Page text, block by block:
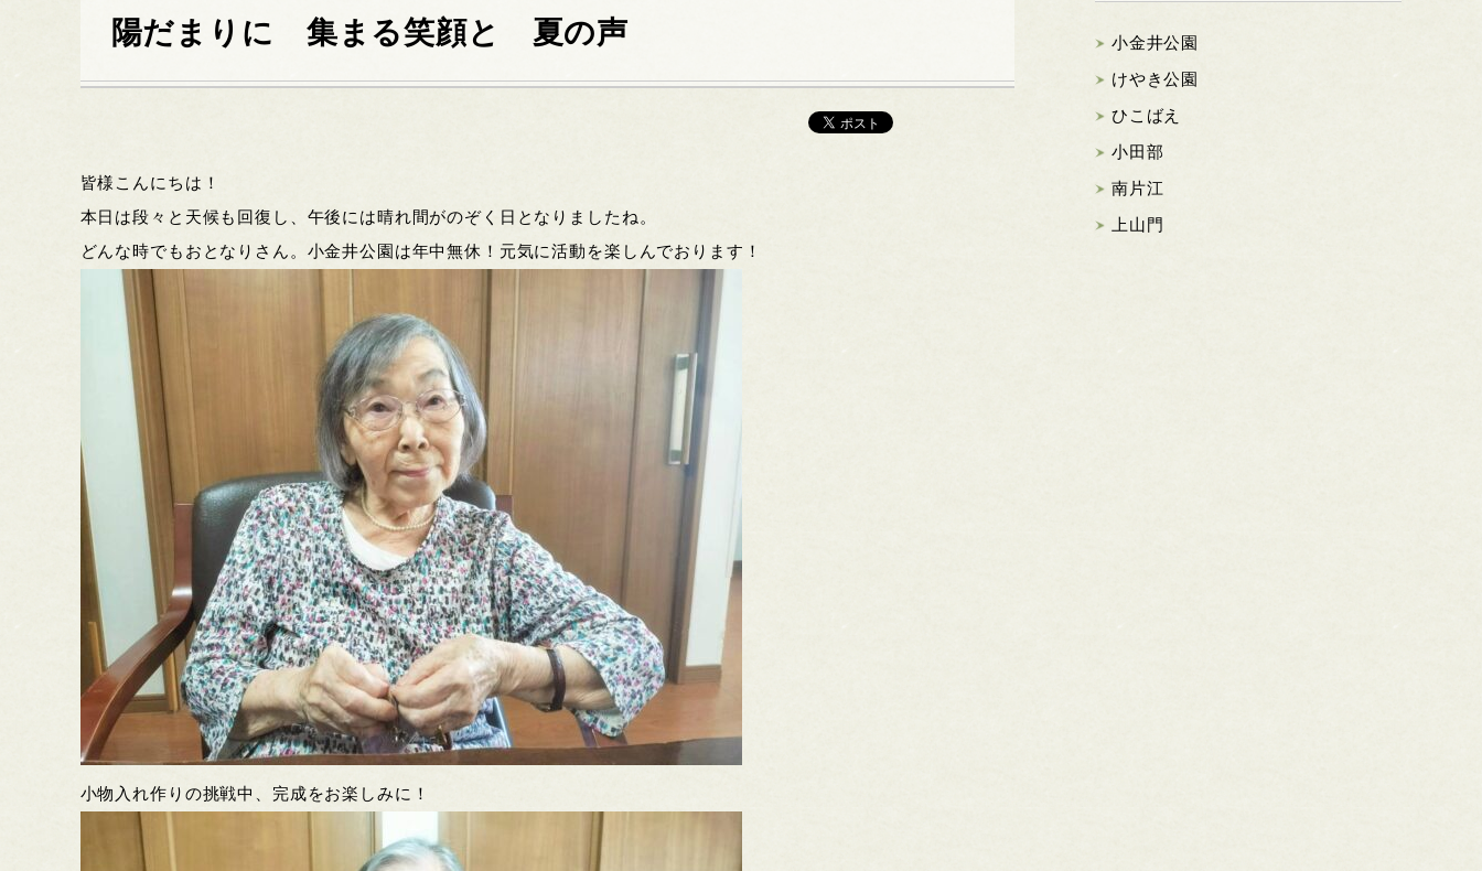
陽だまりに 集まる笑顔と 夏の声
皆様こんにちは！
本日は段々と天候も回復し、午後には晴れ間がのぞく日となりましたね。
どんな時でもおとなりさん。小金井公園は年中無休！元気に活動を楽しんでおります！
小物入れ作りの挑戦中、完成をお楽しみに！
小金井公園
けやき公園
ひこばえ
小田部
南片江
上山門